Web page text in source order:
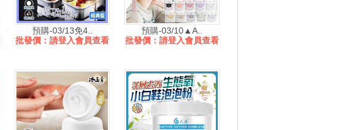
預購-03/13免4..
批發價：請登入會員查看
預購-03/10▲A..
批發價：請登入會員查看